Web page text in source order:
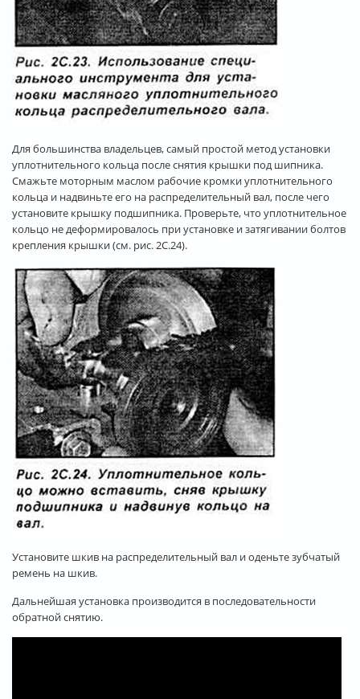
Для большинства владельцев, самый простой метод установки
уплотнительного кольца после снятия крышки под шипника.
Смажьте моторным маслом рабочие кромки уплотнительного
кольца и надвиньте его на распределительный вал, после чего
установите крышку подшипника. Проверьте, что уплотнительное
кольцо не деформировалось при установке и затягивании болтов
крепления крышки (см. рис. 2С.24).
Установите шкив на распределительный вал и оденьте зубчатый
ремень на шкив.
Дальнейшая установка производится в последовательности
обратной снятию.